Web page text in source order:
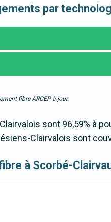
par
fibre ARCEP à jour.
sont 96,59% à
Clairvalois sont
à Scorbé-